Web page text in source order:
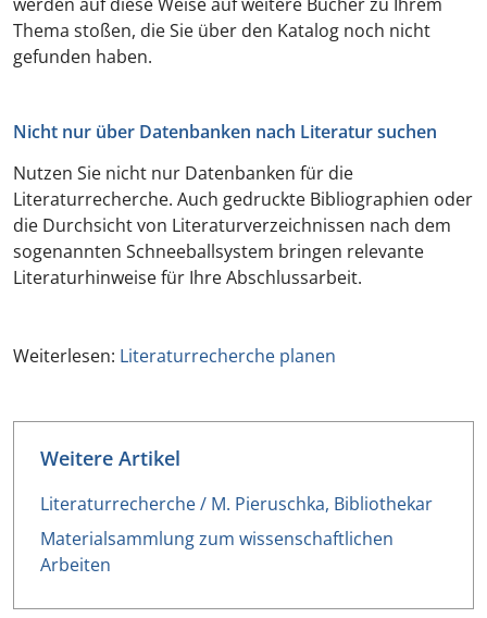
Thema stoßen, die Sie über den Katalog noch nicht
gefunden haben.
Nicht nur über Datenbanken nach Literatur suchen
Nutzen Sie nicht nur Datenbanken für die
Literaturrecherche. Auch gedruckte Bibliographien oder
die Durchsicht von Literaturverzeichnissen nach dem
sogenannten Schneeballsystem bringen relevante
Literaturhinweise für Ihre Abschlussarbeit.
Weiterlesen: Literaturrecherche planen
Weitere Artikel
Literaturrecherche / M. Pieruschka, Bibliothekar
Materialsammlung zum wissenschaftlichen
Arbeiten